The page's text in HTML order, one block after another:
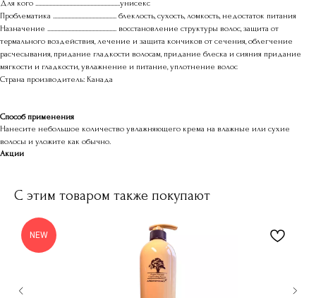
Для кого ............................................................унисекс
Проблематика ............................................. блеклость, сухость, ломкость, недостаток питания
Назначение ................................................. восстановление структуры волос, защита от
термального воздействия, лечение и защита кончиков от сечения, облегчение
расчесывания, придание гладкости волосам, придание блеска и сияния придание
мягкости и гладкости, увлажнение и питание, уплотнение волос
Страна производитель: Канада
Способ применения
Нанесите небольшое количество увлажняющего крема на влажные или сухие
волосы и уложите как обычно.
Акции
С этим товаром также покупают
NEW